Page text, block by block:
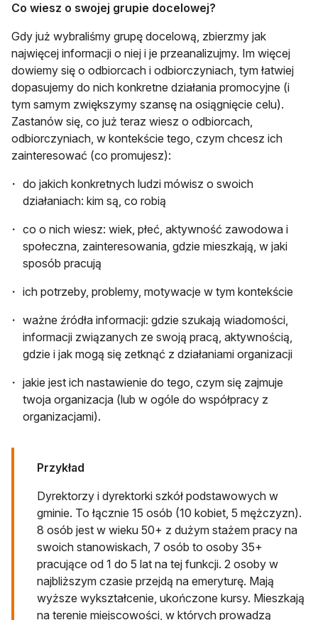
Co wiesz o swojej grupie docelowej?
Gdy już wybraliśmy grupę docelową, zbierzmy jak
najwięcej informacji o niej i je przeanalizujmy. Im więcej
dowiemy się o odbiorcach i odbiorczyniach, tym łatwiej
dopasujemy do nich konkretne działania promocyjne (i
tym samym zwiększymy szansę na osiągnięcie celu).
Zastanów się, co już teraz wiesz o odbiorcach,
odbiorczyniach, w kontekście tego, czym chcesz ich
zainteresować (co promujesz):
do jakich konkretnych ludzi mówisz o swoich
działaniach: kim są, co robią
co o nich wiesz: wiek, płeć, aktywność zawodowa i
społeczna, zainteresowania, gdzie mieszkają, w jaki
sposób pracują
ich potrzeby, problemy, motywacje w tym kontekście
ważne źródła informacji: gdzie szukają wiadomości,
informacji związanych ze swoją pracą, aktywnością,
gdzie i jak mogą się zetknąć z działaniami organizacji
jakie jest ich nastawienie do tego, czym się zajmuje
twoja organizacja (lub w ogóle do współpracy z
organizacjami).
Przykład
Dyrektorzy i dyrektorki szkół podstawowych w
gminie. To łącznie 15 osób (10 kobiet, 5 mężczyzn).
8 osób jest w wieku 50+ z dużym stażem pracy na
swoich stanowiskach, 7 osób to osoby 35+
pracujące od 1 do 5 lat na tej funkcji. 2 osoby w
najbliższym czasie przejdą na emeryturę. Mają
wyższe wykształcenie, ukończone kursy. Mieszkają
na terenie miejscowości, w których prowadzą